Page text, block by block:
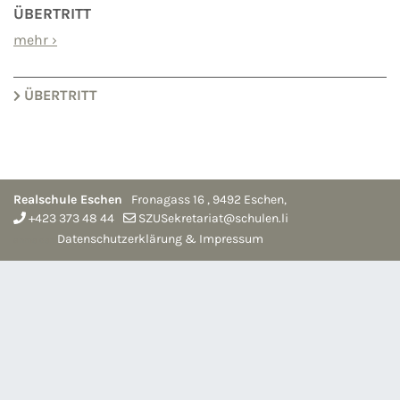
ÜBERTRITT
mehr ›
ÜBERTRITT
Realschule Eschen Fronagass 16 , 9492 Eschen,
+423 373 48 44
SZUSekretariat@schulen.li
Datenschutzerklärung & Impressum